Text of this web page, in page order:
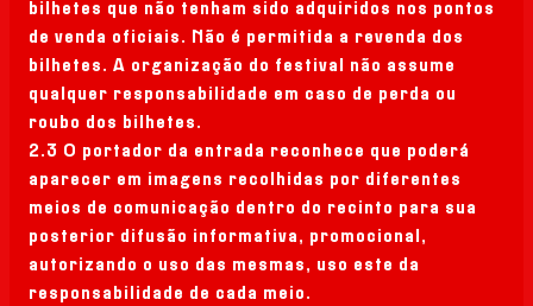
bilhetes que não tenham sido adquiridos nos pontos
de venda oficiais. Não é permitida a revenda dos
bilhetes. A organização do festival não assume
qualquer responsabilidade em caso de perda ou
roubo dos bilhetes.
2.3 O portador da entrada reconhece que poderá
aparecer em imagens recolhidas por diferentes
meios de comunicação dentro do recinto para sua
posterior difusão informativa, promocional,
autorizando o uso das mesmas, uso este da
responsabilidade de cada meio.